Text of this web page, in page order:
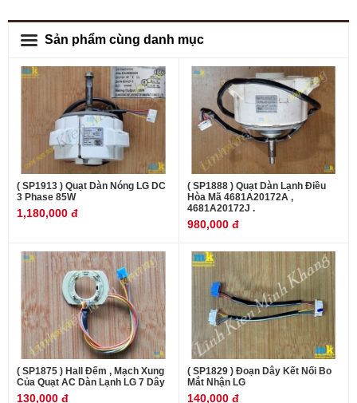
Sản phẩm cùng danh mục
( SP1913 ) Quạt Dàn Nóng LG DC
3 Phase 85W
1,180,000 đ
( SP1888 ) Quạt Dàn Lạnh Điều
Hòa Mã 4681A20172A ,
4681A20172J .
980,000 đ
( SP1875 ) Hall Đếm , Mạch Xung
Của Quạt AC Dàn Lạnh LG 7 Dây
130,000 đ
( SP1829 ) Đoạn Dây Kết Nối Bo
Mắt Nhận LG
140,000 đ